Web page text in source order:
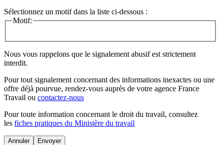
Sélectionnez un motif dans la liste ci-dessous :
Motif:
Nous vous rappelons que le signalement abusif est strictement
interdit.
Pour tout signalement concernant des informations inexactes ou une
offre déjà pourvue, rendez-vous auprès de votre agence France
Travail ou contactez-nous
Pour toute information concernant le droit du travail, consultez
les fiches pratiques du Ministère du travail
Annuler